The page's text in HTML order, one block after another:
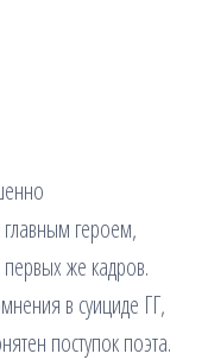
героем,
же кадров.
в суициде ГГ,
поступок поэта.